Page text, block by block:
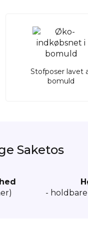
Stofposer lavet
bomuld
Saketos
-